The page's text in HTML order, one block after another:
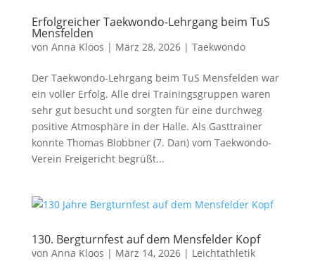
Erfolgreicher Taekwondo-Lehrgang beim TuS
Mensfelden
von Anna Kloos | März 28, 2026| Taekwondo
Der Taekwondo-Lehrgang beim TuS Mensfelden war
ein voller Erfolg. Alle drei Trainingsgruppen waren
sehr gut besucht und sorgten für eine durchweg
positive Atmosphäre in der Halle. Als Gasttrainer
konnte Thomas Blobbner (7. Dan) vom Taekwondo-
Verein Freigericht begrüßt...
130. Bergturnfest auf dem Mensfelder Kopf
von Anna Kloos | März 14, 2026| Leichtathletik